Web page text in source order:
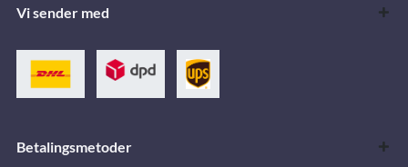
Vi sender med
Betalingsmetoder